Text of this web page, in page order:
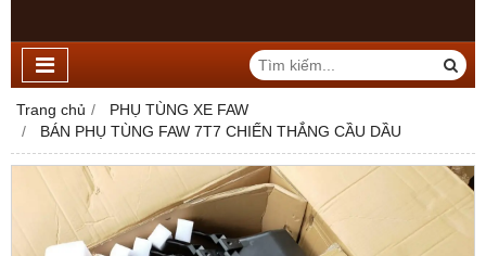
Trang chủ
PHỤ TÙNG XE FAW
BÁN PHỤ TÙNG FAW 7T7 CHIẾN THẮNG CẦU DẦU